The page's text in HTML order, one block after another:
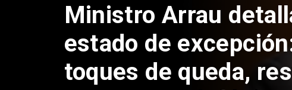
Ministro Arrau
bancario y asegura
logra levantarlo en